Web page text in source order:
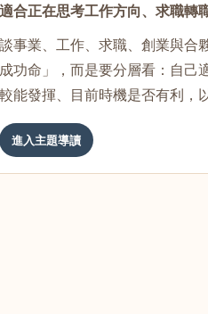
適合正在思考工作方向、求職轉
談事業、工作、求職、創業與合
成功命」，而是要分層看：自己
較能發揮、目前時機是否有利
進入主題導讀